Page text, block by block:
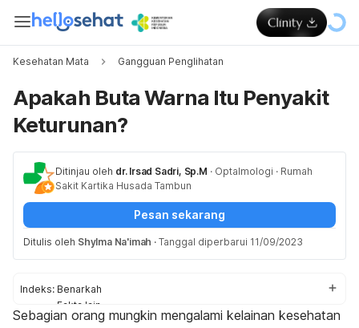
Kesehatan Mata Gangguan Penglihatan
Apakah Buta Warna Itu Penyakit
Keturunan?
Ditinjau oleh dr. Irsad Sadri, Sp.M · Optalmologi · Rumah
Sakit Kartika Husada Tambun
Pesan sekarang
Ditulis oleh Shylma Na'imah · Tanggal diperbarui 11/09/2023
Indeks: Benarkah
Fakta lain
Penjelasan
Sebagian orang mungkin mengalami kelainan kesehatan